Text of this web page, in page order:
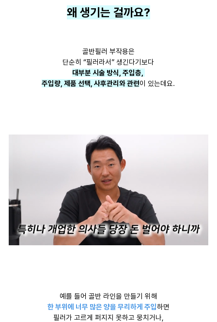
왜 생기는 걸까요?
골반필러 부작용은
단순히 “필러라서” 생긴다기보다
대부분 시술 방식, 주입층,
주입량, 제품 선택, 사후관리와 관련이 있는데요.
예를 들어 골반 라인을 만들기 위해
한 부위에 너무 많은 양을 무리하게 주입하면
필러가 고르게 퍼지지 못하고 뭉치거나,